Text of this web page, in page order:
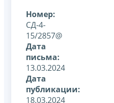
Номер:
СД-4-
15/2857@
Дата
письма:
13.03.2024
Дата
публикации:
18.03.2024